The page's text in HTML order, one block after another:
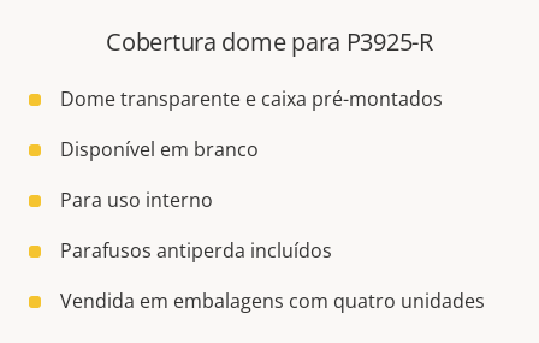
Cobertura dome para P3925-R
Dome transparente e caixa pré-montados
Disponível em branco
Para uso interno
Parafusos antiperda incluídos
Vendida em embalagens com quatro unidades